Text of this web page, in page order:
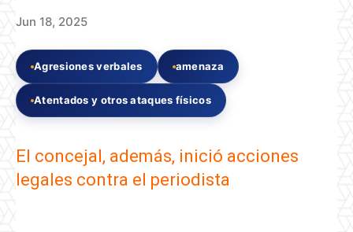
Jun 18, 2025
Agresiones verbales amenaza
Atentados y otros ataques físicos
El concejal, además, inició acciones
legales contra el periodista